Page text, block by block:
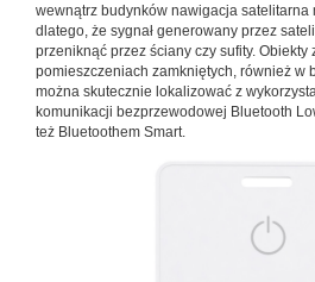
wewnątrz budynków nawigacja satelitarna
dlatego, że sygnał generowany przez
przeniknąć przez ściany czy sufity. Obiekty
pomieszczeniach zamkniętych, również w
można skutecznie lokalizować z
komunikacji bezprzewodowej Bluetooth
też Bluetoothem Smart.